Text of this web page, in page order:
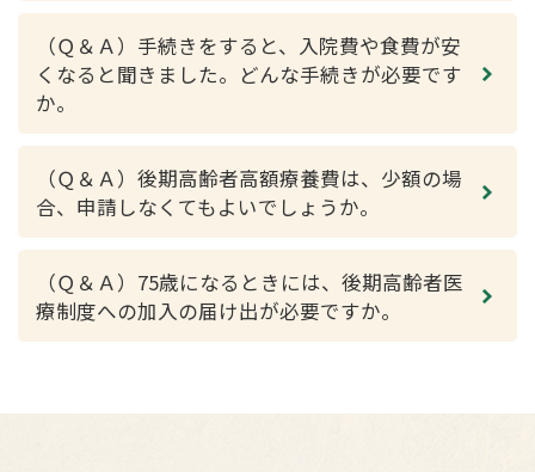
（Ｑ＆Ａ）手続きをすると、入院費や食費が安
くなると聞きました。どんな手続きが必要です
か。
（Ｑ＆Ａ）後期高齢者高額療養費は、少額の場
合、申請しなくてもよいでしょうか。
（Ｑ＆Ａ）75歳になるときには、後期高齢者医
療制度への加入の届け出が必要ですか。